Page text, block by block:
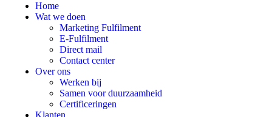
Home
Wat we doen
Marketing Fulfilment
E-Fulfilment
Direct mail
Contact center
Over ons
Werken bij
Samen voor duurzaamheid
Certificeringen
Klanten